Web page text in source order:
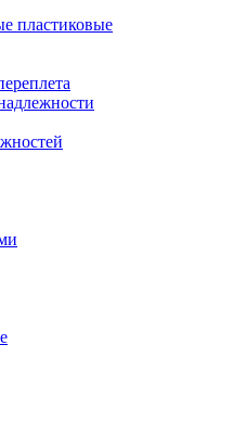
пластиковые